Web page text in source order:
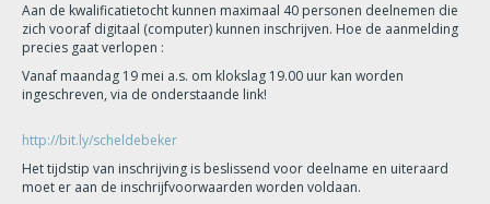
Aan de kwalificatietocht kunnen maximaal 40 personen deelnemen die
zich vooraf digitaal (computer) kunnen inschrijven. Hoe de aanmelding
precies gaat verlopen :
Vanaf maandag 19 mei a.s. om klokslag 19.00 uur kan worden
ingeschreven, via de onderstaande link!
http://bit.ly/scheldebeker
Het tijdstip van inschrijving is beslissend voor deelname en uiteraard
moet er aan de inschrijfvoorwaarden worden voldaan.